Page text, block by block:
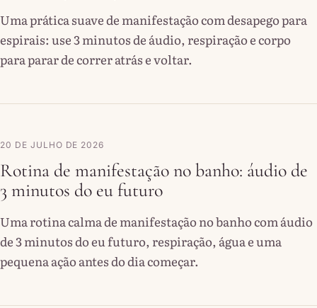
Uma prática suave de manifestação com desapego para
espirais: use 3 minutos de áudio, respiração e corpo
para parar de correr atrás e voltar.
20 DE JULHO DE 2026
Rotina de manifestação no banho: áudio de
3 minutos do eu futuro
Uma rotina calma de manifestação no banho com áudio
de 3 minutos do eu futuro, respiração, água e uma
pequena ação antes do dia começar.